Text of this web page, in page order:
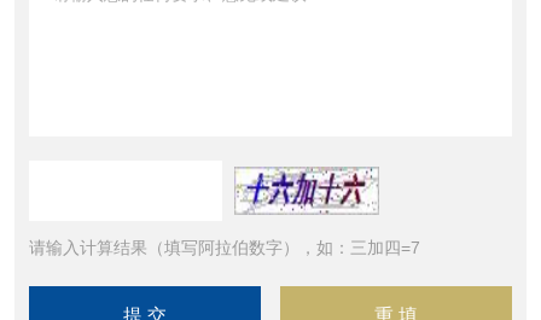
请输入计算结果（填写阿拉伯数字），如：三加四=7